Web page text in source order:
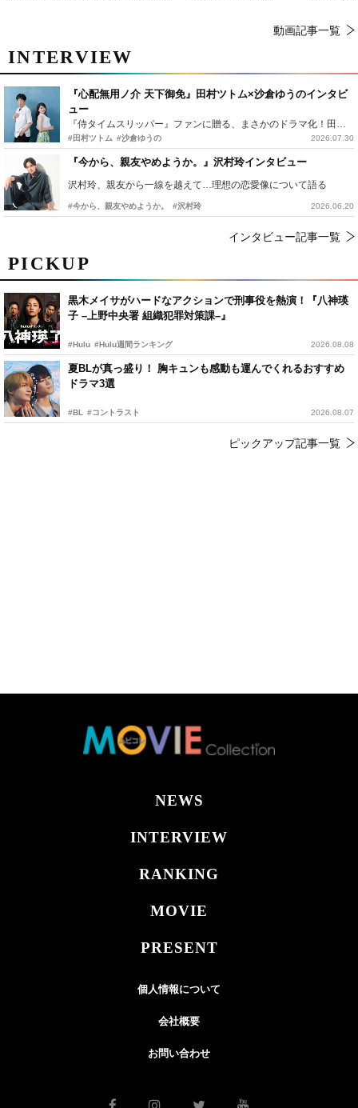
PICKUP
黒木メイサがハードなアクションで刑事役を熱演！『八神瑛
子 –上野中央署 組織犯罪対策課–』
#Hulu #Hulu週間ランキング 2026.08.08
夏BLが真っ盛り！ 胸キュンも感動も運んでくれるおすすめ
ドラマ3選
#BL #コントラスト 2026.08.07
ピックアップ記事一覧
動画記事一覧
INTERVIEW
『心配無用ノ介 天下御免』田村ツトム×沙倉ゆうのインタビ
ュー
『侍タイムスリッパー』ファンに贈る、まさかのドラマ化！田村ツトム×沙倉ゆうのが語る『心配無用ノ介』撮影秘話
#田村ツトム #沙倉ゆうの 2026.07.30
『今から、親友やめようか。』沢村玲インタビュー
沢村玲、親友から一線を越えて…理想の恋愛像について語る
#今から、親友やめようか。 #沢村玲 2026.06.20
インタビュー記事一覧
NEWS
INTERVIEW
RANKING
MOVIE
PRESENT
個人情報について
会社概要
お問い合わせ